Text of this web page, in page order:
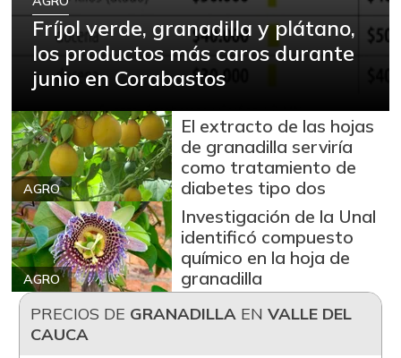
Fríjol verde, granadilla y plátano,
los productos más caros durante
junio en Corabastos
AGRO
El extracto de las hojas
de granadilla serviría
como tratamiento de
diabetes tipo dos
AGRO
Investigación de la Unal
identificó compuesto
químico en la hoja de
granadilla
PRECIOS DE GRANADILLAEN VALLE DEL
CAUCA